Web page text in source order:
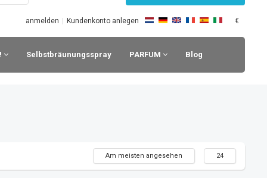
anmelden Kundenkonto anlegen €
Selbstbräunungsspray PARFUM Blog
Am meisten angesehen 24